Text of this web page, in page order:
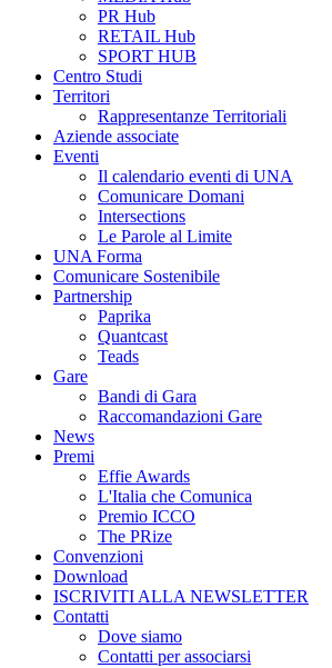
PR Hub
RETAIL Hub
SPORT HUB
Centro Studi
Territori
Rappresentanze Territoriali
Aziende associate
Eventi
Il calendario eventi di UNA
Comunicare Domani
Intersections
Le Parole al Limite
UNA Forma
Comunicare Sostenibile
Partnership
Paprika
Quantcast
Teads
Gare
Bandi di Gara
Raccomandazioni Gare
News
Premi
Effie Awards
L'Italia che Comunica
Premio ICCO
The PRize
Convenzioni
Download
ISCRIVITI ALLA NEWSLETTER
Contatti
Dove siamo
Contatti per associarsi